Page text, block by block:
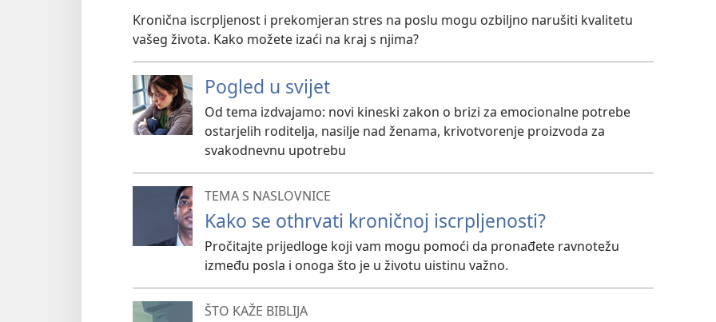
Kronična iscrpljenost i prekomjeran stres na poslu mogu ozbiljno narušiti kvalitetu
vašeg života. Kako možete izaći na kraj s njima?
Pogled u svijet
Od tema izdvajamo: novi kineski zakon o brizi za emocionalne potrebe
ostarjelih roditelja, nasilje nad ženama, krivotvorenje proizvoda za
svakodnevnu upotrebu
TEMA S NASLOVNICE
Kako se othrvati kroničnoj iscrpljenosti?
Pročitajte prijedloge koji vam mogu pomoći da pronađete ravnotežu
između posla i onoga što je u životu uistinu važno.
ŠTO KAŽE BIBLIJA